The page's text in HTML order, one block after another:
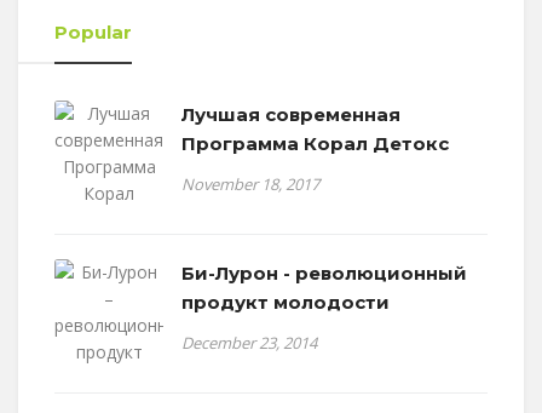
Popular
Лучшая современная
Программа Корал Детокс
November 18, 2017
Би-Лурон - революционный
продукт молодости
December 23, 2014